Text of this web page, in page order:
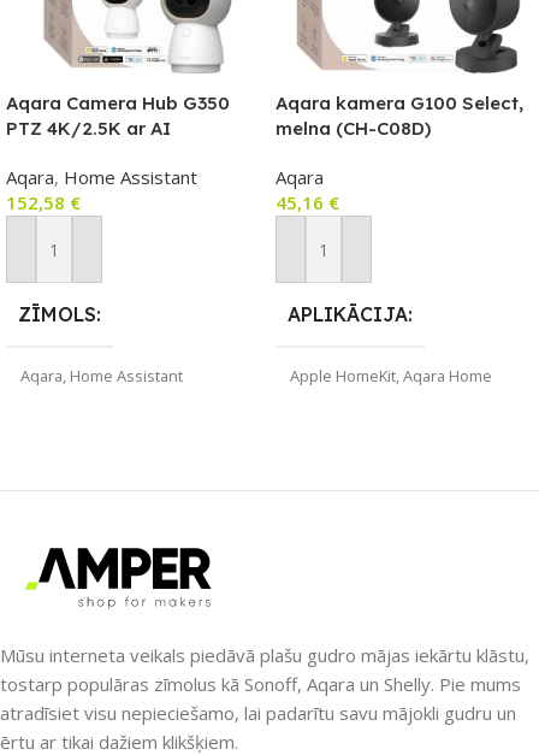
Aqara Camera Hub G350
PTZ 4K/2.5K ar AI
Zigbee+Thread, Matter
(balta) CH-C14D
Aqara, Home Assistant
152,58 €
Pievienot Grozam
ZĪMOLS
Aqara, Home Assistant
APLIKĀCIJA
Amazon Alexa, Apple HomeKit,
Aqara Home ,Google Home
Home Assistant,Samsung
SmartThings
Aqara kamera G100 Select,
melna (CH-C08D)
Aqara
45,16 €
Pievienot Grozam
APLIKĀCIJA
Apple HomeKit,Aqara Home
Nē
UZREIZ PIEEJAMAIS
Mūsu interneta veikals piedāvā plašu gudro mājas iekārtu klāstu,
tostarp populāras zīmolus kā Sonoff, Aqara un Shelly. Pie mums
atradīsiet visu nepieciešamo, lai padarītu savu mājokli gudru un
ērtu ar tikai dažiem klikšķiem.